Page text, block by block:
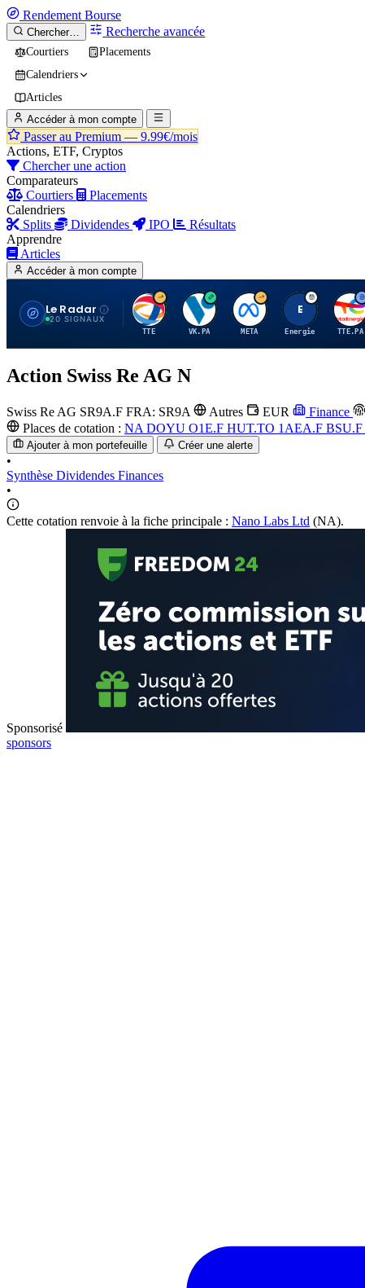
Rendement Bourse
Chercher… Recherche avancée
Courtiers
Placements
Calendriers
Articles
Accéder à mon compte
Passer au Premium — 9.99€/mois
Actions, ETF, Cryptos
Chercher une action
Comparateurs
Courtiers
Placements
Calendriers
Splits
Dividendes IPO
Résultats
Apprendre
Articles
Accéder à mon compte
Le Radar
20 SIGNAUX
T
TTE
V
VK.PA
M
META
E
Energie
T
TTE.PA
Action Swiss Re AG N
Swiss Re AG SR9A.F FRA: SR9A Autres EUR Finance
Places de cotation : NA DOYU O1E.F HUT.TO 1AEA.F BSU.F
Ajouter à mon portefeuille Créer une alerte
•
Synthèse Dividendes Finances
•
Cette cotation renvoie à la fiche principale : Nano Labs Ltd (NA).
Sponsorisé
sponsors